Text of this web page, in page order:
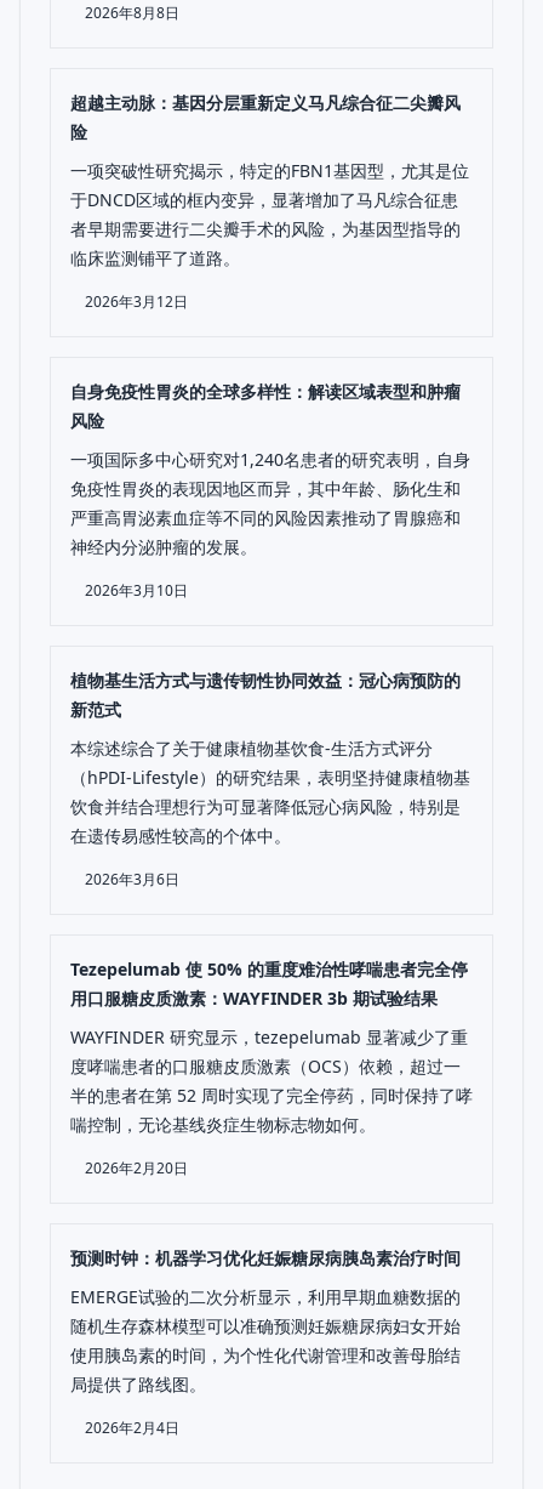
2026年8月8日
超越主动脉：基因分层重新定义马凡综合征二尖瓣风
险
一项突破性研究揭示，特定的FBN1基因型，尤其是位
于DNCD区域的框内变异，显著增加了马凡综合征患
者早期需要进行二尖瓣手术的风险，为基因型指导的
临床监测铺平了道路。
2026年3月12日
自身免疫性胃炎的全球多样性：解读区域表型和肿瘤
风险
一项国际多中心研究对1,240名患者的研究表明，自身
免疫性胃炎的表现因地区而异，其中年龄、肠化生和
严重高胃泌素血症等不同的风险因素推动了胃腺癌和
神经内分泌肿瘤的发展。
2026年3月10日
植物基生活方式与遗传韧性协同效益：冠心病预防的
新范式
本综述综合了关于健康植物基饮食-生活方式评分
（hPDI-Lifestyle）的研究结果，表明坚持健康植物基
饮食并结合理想行为可显著降低冠心病风险，特别是
在遗传易感性较高的个体中。
2026年3月6日
Tezepelumab 使 50% 的重度难治性哮喘患者完全停
用口服糖皮质激素：WAYFINDER 3b 期试验结果
WAYFINDER 研究显示，tezepelumab 显著减少了重
度哮喘患者的口服糖皮质激素（OCS）依赖，超过一
半的患者在第 52 周时实现了完全停药，同时保持了哮
喘控制，无论基线炎症生物标志物如何。
2026年2月20日
预测时钟：机器学习优化妊娠糖尿病胰岛素治疗时间
EMERGE试验的二次分析显示，利用早期血糖数据的
随机生存森林模型可以准确预测妊娠糖尿病妇女开始
使用胰岛素的时间，为个性化代谢管理和改善母胎结
局提供了路线图。
2026年2月4日